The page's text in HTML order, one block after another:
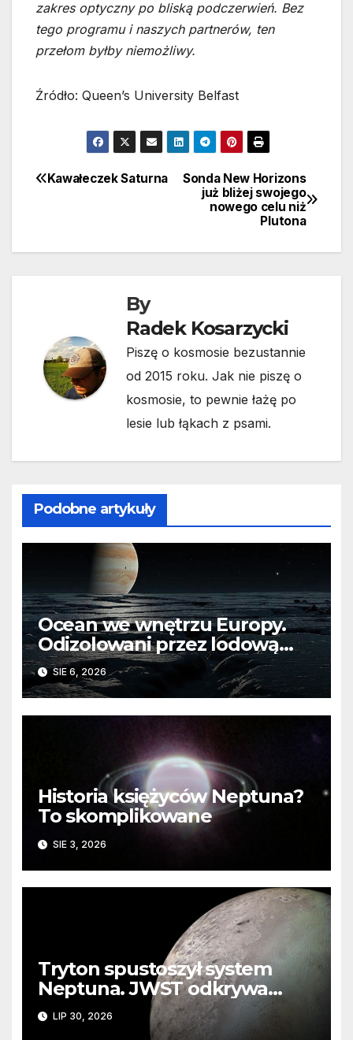
zakres optyczny po bliską podczerwień. Bez
tego programu i naszych partnerów, ten
przełom byłby niemożliwy.
Źródło: Queen’s University Belfast
Nawigacja
Sonda New Horizons
już bliżej swojego
nowego celu niż
Plutona
Kawałeczek Saturna
By
Radek Kosarzycki
Piszę o kosmosie bezustannie
od 2015 roku. Jak nie piszę o
kosmosie, to pewnie łażę po
lesie lub łąkach z psami.
Podobne artykuły
Ocean we wnętrzu Europy.
Odizolowani przez lodową
barierę
SIE 6, 2026
Historia księżyców Neptuna?
To skomplikowane
SIE 3, 2026
Tryton spustoszył system
Neptuna. JWST odkrywa
ślady kosmicznej katastrofy i
zaginionego lodu
LIP 30, 2026